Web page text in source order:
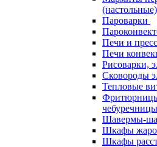
(настольные)
Пароварки
Печи и
Печи
Рисоварки,
Сковороды
Тепловые
чебуречницы
Шавермы-
Шкафы
Шкафы